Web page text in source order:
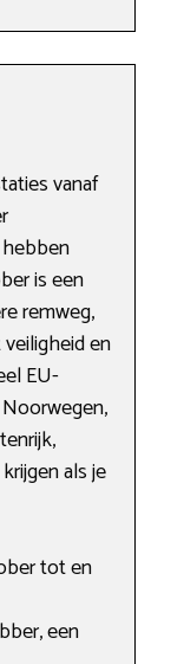
vanaf
is een
remweg,
en
EU-
als je
tot en
een